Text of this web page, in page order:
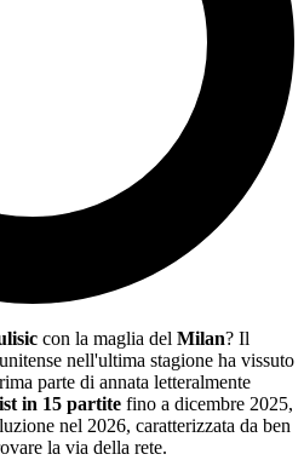
con la maglia del Milan? Il
nell'ultima stagione ha vissuto
parte di annata letteralmente
in 15 partite fino a dicembre 2025,
nel 2026, caratterizzata da ben
la via della rete.